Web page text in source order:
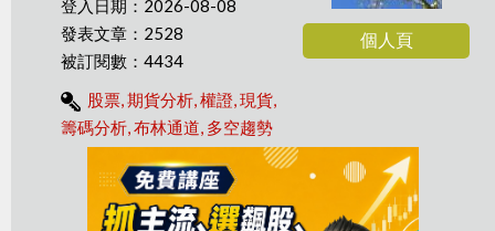
登入日期：2026-08-08
發表文章：2528
被訂閱數：4434
股票, 期貨分析, 權證, 現貨,
籌碼分析, 布林通道, 多空趨勢
個人頁